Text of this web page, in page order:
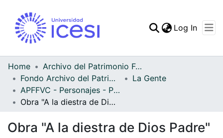
Statistics
Log In
Home
Archivo del Patrimonio Fotográfico y Fílmico del Valle del Cauca
Fondo Archivo del Patrimonio Fotográfico y Fílmico del Valle del Cauca
La Gente
APFFVC - Personajes - Patrimonial
Obra "A la diestra de Dios Padre"
Obra "A la diestra de Dios Padre"